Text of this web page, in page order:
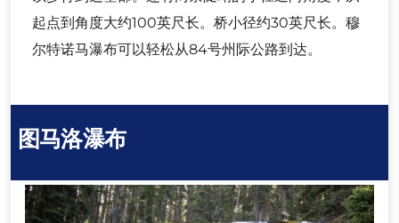
起点到角度大约100英尺长。桥小径约30英尺长。穆
尔特诺马瀑布可以轻松从84号州际公路到达。
图马洛瀑布